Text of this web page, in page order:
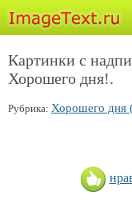
Картинки с
Хорошего дня!.
Рубрика: Хорошего дня